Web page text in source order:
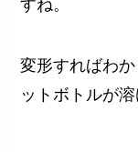
すね。
変形すればわ
ットボトルが